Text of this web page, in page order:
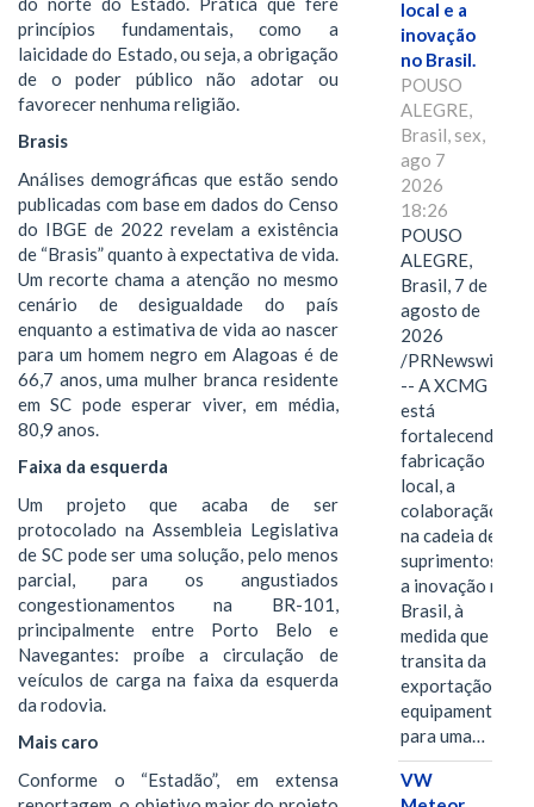
princípios fundamentais, como a
laicidade do Estado, ou seja, a obrigação
de o poder público não adotar ou
favorecer nenhuma religião.
Brasis
Análises demográficas que estão sendo
publicadas com base em dados do Censo
do IBGE de 2022 revelam a existência
de “Brasis” quanto à expectativa de vida.
Um recorte chama a atenção no mesmo
cenário de desigualdade do país
enquanto a estimativa de vida ao nascer
para um homem negro em Alagoas é de
66,7 anos, uma mulher branca residente
em SC pode esperar viver, em média,
80,9 anos.
Faixa da esquerda
Um projeto que acaba de ser
protocolado na Assembleia Legislativa
de SC pode ser uma solução, pelo menos
parcial, para os angustiados
congestionamentos na BR-101,
principalmente entre Porto Belo e
Navegantes: proíbe a circulação de
veículos de carga na faixa da esquerda
da rodovia.
Mais caro
Conforme o “Estadão”, em extensa
local e a
inovação
no Brasil.
POUSO
ALEGRE,
Brasil, sex,
ago 7
2026
18:26
POUSO
ALEGRE,
Brasil, 7 de
agosto de
2026
/PRNewswire/
-- A XCMG
está
fortalecendo a
fabricação
local, a
colaboração
na cadeia de
suprimentos e
a inovação no
Brasil, à
medida que
transita da
exportação de
equipamentos
para uma…
VW